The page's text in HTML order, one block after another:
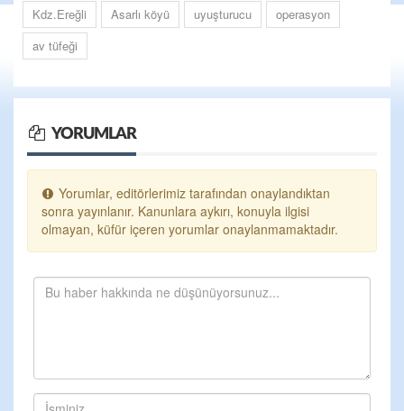
Kdz.Ereğli Asarlı köyü uyuşturucu
operasyon
av tüfeği
YORUMLAR
Yorumlar, editörlerimiz tarafından onaylandıktan
sonra yayınlanır. Kanunlara aykırı, konuyla ilgisi
olmayan, küfür içeren yorumlar onaylanmamaktadır.